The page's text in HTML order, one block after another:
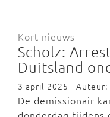
Kort nieuws
Scholz:
Duitsland
3 april 2025 -
De demissionair